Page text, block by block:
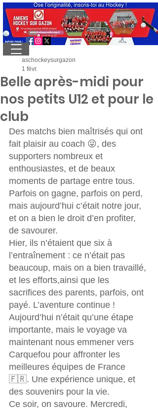
Belle après-midi pour
nos petits U12 et pour le
club
aschockeysurgazon
1 févr.
Des matchs bien maîtrisés qui ont
fait plaisir au coach 😜, des
supporters nombreux et
enthousiastes, et de beaux
moments de partage entre tous.
Parfois on gagne, parfois on perd,
mais aujourd’hui c’était notre jour,
et on a bien le droit d’en profiter,
de savourer.
Hier, ils n’étaient que six à
l’entraînement : ce n’était pas
beaucoup, mais on a bien travaillé,
et les efforts,ainsi que les
sacrifices des parents, parfois, ont
payé. L’aventure continue !
Aujourd’hui n’était qu’une étape
importante, mais le voyage va
maintenant nous emmener vers
Carquefou pour affronter les
meilleures équipes de France
🇫🇷. Une expérience unique, et
des souvenirs pour la vie.
Ce soir, on savoure. Mercredi,